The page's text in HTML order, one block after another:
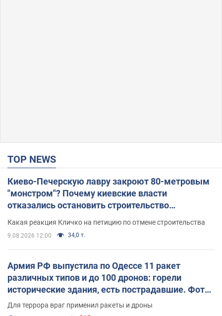
TOP NEWS
Киево-Печерскую лавру закроют 80-метровым
"монстром"? Почему киевские власти
отказались остановить строительство
небоскреба "московского верующего"
Какая реакция Кличко на петицию по отмене строительства
9.08.2026 12:00 34,0 т.
Армия РФ выпустила по Одессе 11 ракет
различных типов и до 100 дронов: горели
исторические здания, есть пострадавшие. Фото
и видео
Для террора враг применил ракеты и дроны